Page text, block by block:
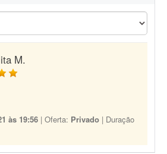
M.
às 19:56 | Oferta: Privado | Duração